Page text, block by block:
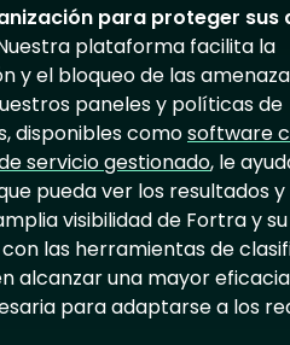
para proteger sus
plataforma facilita la
y el bloqueo de las
paneles y políticas de
disponibles comosoftware
servicio gestionado, le
pueda ver los resultados
visibilidad de Fortra y su
las herramientas de
alcanzar una mayor
para adaptarse a los